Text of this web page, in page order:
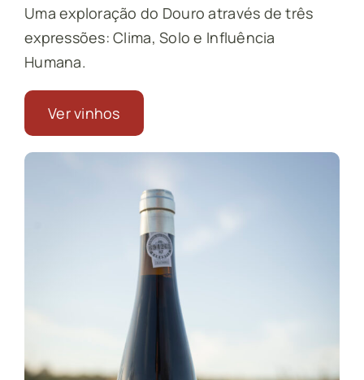
Uma exploração do Douro através de três
expressões: Clima, Solo e Influência
Humana.
Ver vinhos